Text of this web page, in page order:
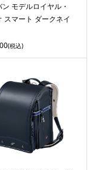
モデルロイヤル・
スマート ダークネイ
(税込)